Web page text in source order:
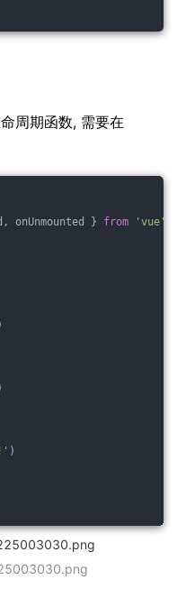
周期函数, 需要在
onUnmounted } from 'vue'
)